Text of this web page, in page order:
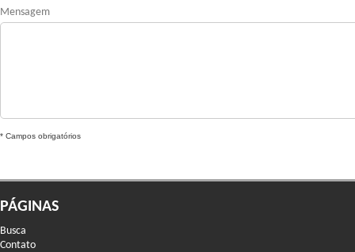
Mensagem
* Campos obrigatórios
PÁGINAS
Busca
Contato